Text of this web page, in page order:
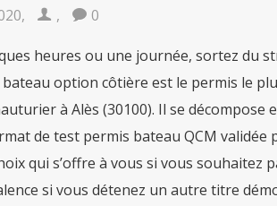
, , 0
heures ou une journée, sortez du
option côtière est le permis le
à Alès (30100). Il se
de test permis bateau QCM
qui s’offre à vous si vous
si vous détenez un autre titre